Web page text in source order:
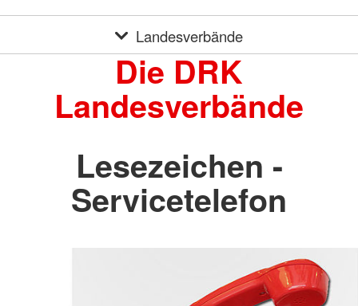
Landesverbände
Die DRK
Landesverbände
Lesezeichen -
Servicetelefon